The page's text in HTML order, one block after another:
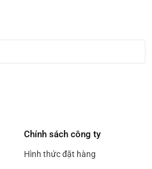
Chính sách công ty
Hình thức đặt hàng